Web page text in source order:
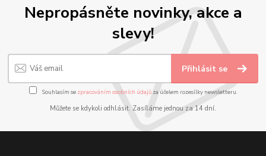
Nepropásněte novinky, akce a
slevy!
Přihlásit se
Souhlasím se zpracováním osobních údajůza účelem rozesílky newsletteru.
Můžete se kdykoli odhlásit. Zasíláme jednou za 14 dní.